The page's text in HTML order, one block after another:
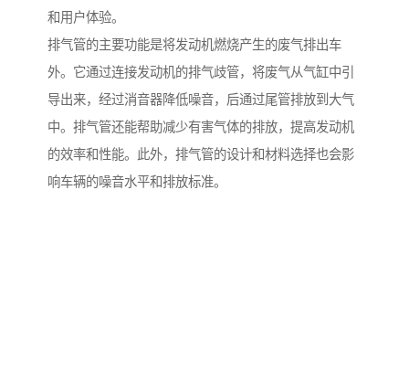
和用户体验。
排气管的主要功能是将发动机燃烧产生的废气排出车
外。它通过连接发动机的排气歧管，将废气从气缸中引
导出来，经过消音器降低噪音，后通过尾管排放到大气
中。排气管还能帮助减少有害气体的排放，提高发动机
的效率和性能。此外，排气管的设计和材料选择也会影
响车辆的噪音水平和排放标准。